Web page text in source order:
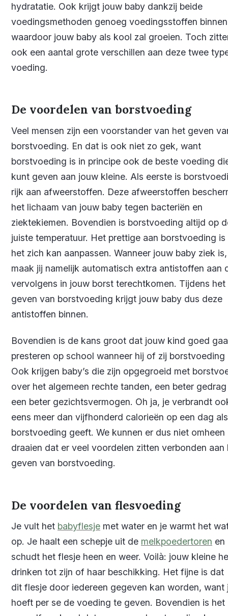
hydratatie. Ook krijgt jouw baby dankzij beide
voedingsmethoden genoeg voedingsstoffen binnen
waardoor jouw baby als kool zal groeien. Toch
ook een aantal grote verschillen aan deze twee
voeding.
De voordelen van borstvoeding
Veel mensen zijn een voorstander van het geven
borstvoeding. En dat is ook niet zo gek, want
borstvoeding is in principe ook de beste voeding
kunt geven aan jouw kleine. Als eerste is
rijk aan afweerstoffen. Deze afweerstoffen
het lichaam van jouw baby tegen bacteriën en
ziektekiemen. Bovendien is borstvoeding altijd op
juiste temperatuur. Het prettige aan borstvoeding
het zich kan aanpassen. Wanneer jouw baby ziek is,
maak jij namelijk automatisch extra antistoffen aan
vervolgens in jouw borst terechtkomen. Tijdens het
geven van borstvoeding krijgt jouw baby dus deze
antistoffen binnen.
Bovendien is de kans groot dat jouw kind goed
presteren op school wanneer hij of zij borstvoeding
Ook krijgen baby’s die zijn opgegroeid met
over het algemeen rechte tanden, een beter
een beter gezichtsvermogen. Oh ja, je verbrandt
eens meer dan vijfhonderd calorieën op een dag
borstvoeding geeft. We kunnen er dus niet omheen
draaien dat er veel voordelen zitten verbonden aan
geven van borstvoeding.
De voordelen van flesvoeding
Je vult het babyflesje met water en je warmt het
op. Je haalt een schepje uit de melkpoedertoren en
schudt het flesje heen en weer. Voilà: jouw kleine
drinken tot zijn of haar beschikking. Het fijne is dat
dit flesje door iedereen gegeven kan worden, want
hoeft per se de voeding te geven. Bovendien is het